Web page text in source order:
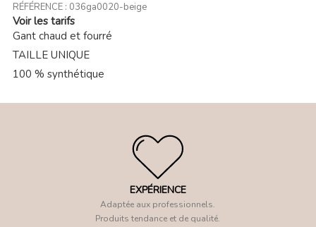
RÉFÉRENCE : 036ga0020-beige
Voir les tarifs
Gant chaud et fourré
TAILLE UNIQUE
100 % synthétique
EXPÉRIENCE
Adaptée aux professionnels.
Produits tendance et de qualité.